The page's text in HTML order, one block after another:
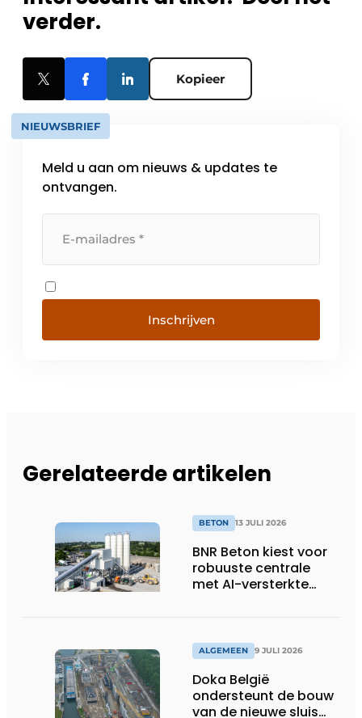
verder.
Kopieer
NIEUWSBRIEF
Meld u aan om nieuws & updates te
ontvangen.
Inschrijven
Gerelateerde artikelen
BETON 13 JULI 2026
BNR Beton kiest voor
robuuste centrale
met AI-versterkte
ALGEMEEN 9 JULI 2026
Doka België
ondersteunt de bouw
van de nieuwe sluis